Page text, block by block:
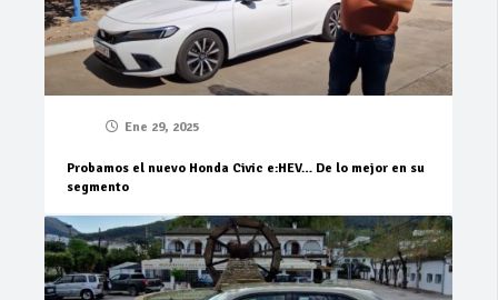
Ene 29, 2025
Probamos el nuevo Honda Civic e:HEV… De lo mejor en su
segmento